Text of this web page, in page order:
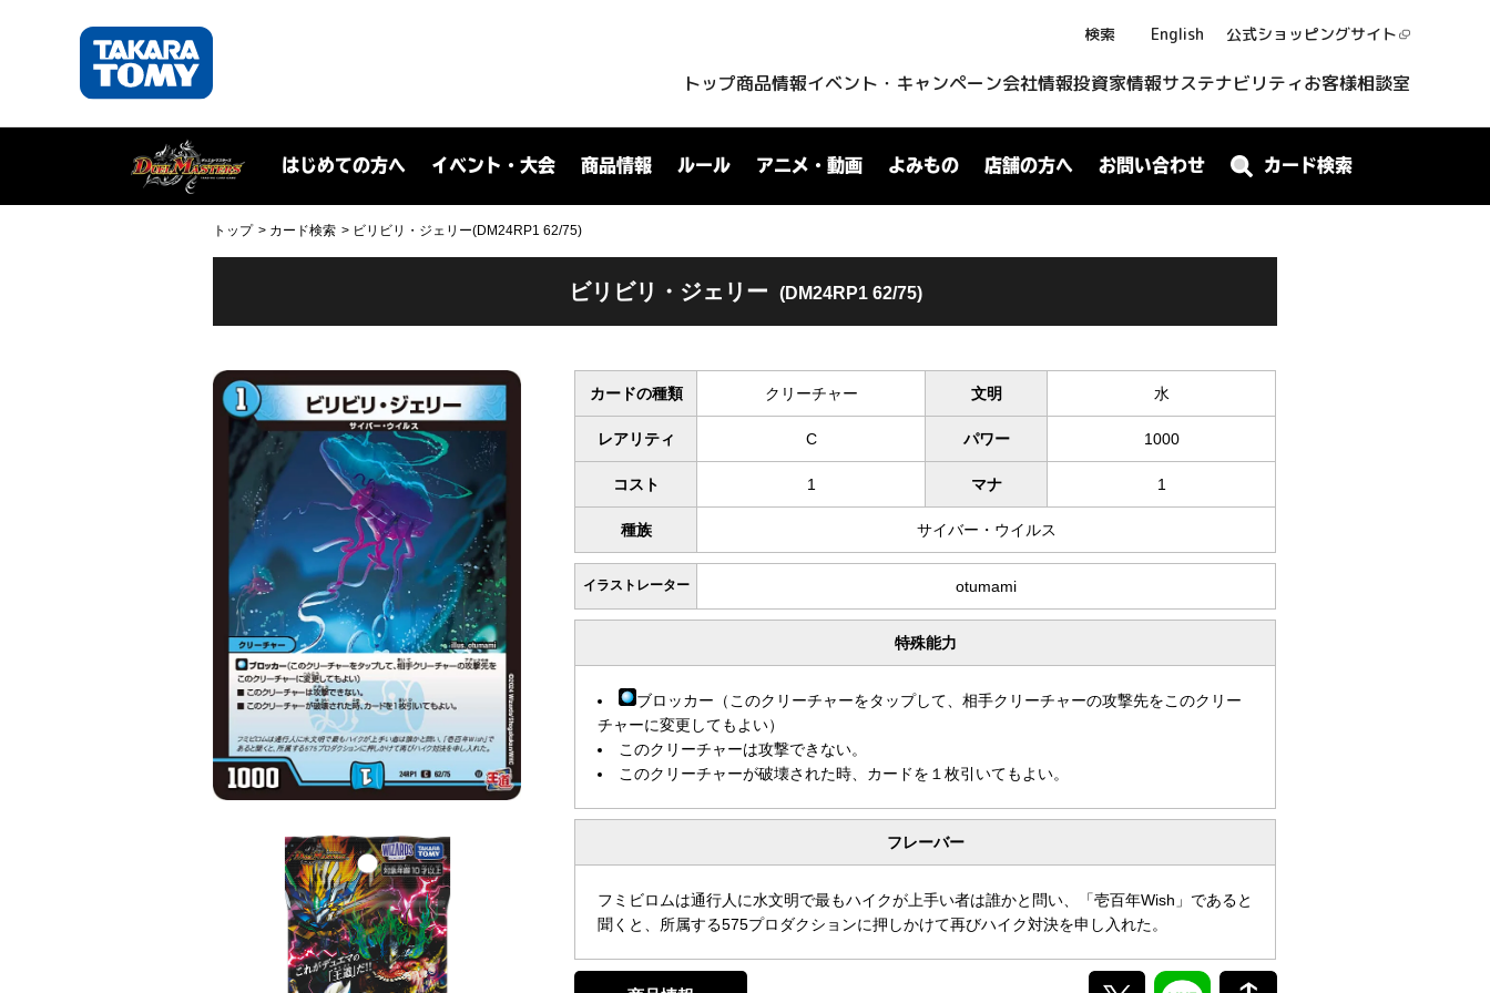
検索 English 公式ショッピングサイト
トップ商品情報イベント・キャンペーン会社情報投資家情報サステナビリティお客様相談室
はじめての方へ イベント・大会 商品情報 ルール アニメ・動画 よみもの 店舗の方へ お問い合わせ カード検索
トップ カード検索 ビリビリ・ジェリー(DM24RP1 62/75)
ビリビリ・ジェリー (DM24RP1 62/75)
カードの種類 クリーチャー 文明 水
レアリティ C パワー 1000
コスト 1 マナ 1
種族 サイバー・ウイルス
イラストレーター otumami
特殊能力
ブロッカー（このクリーチャーをタップして、相手クリーチャーの攻撃先をこのクリー
チャーに変更してもよい）
このクリーチャーは攻撃できない。
このクリーチャーが破壊された時、カードを１枚引いてもよい。
フレーバー
フミビロムは通行人に水文明で最もハイクが上手い者は誰かと問い、「壱百年Wish」であると
聞くと、所属する575プロダクションに押しかけて再びハイク対決を申し入れた。